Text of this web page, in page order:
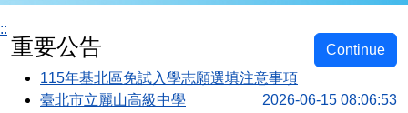
重要公告
Continue
115年基北區免試入學志願選填注意事項
2026-06-15 08:06:53
臺北市立麗山高級中學